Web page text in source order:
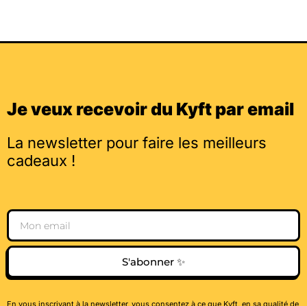
Je veux recevoir du Kyft par email
La newsletter pour faire les meilleurs
cadeaux !
Email
S'abonner ✨